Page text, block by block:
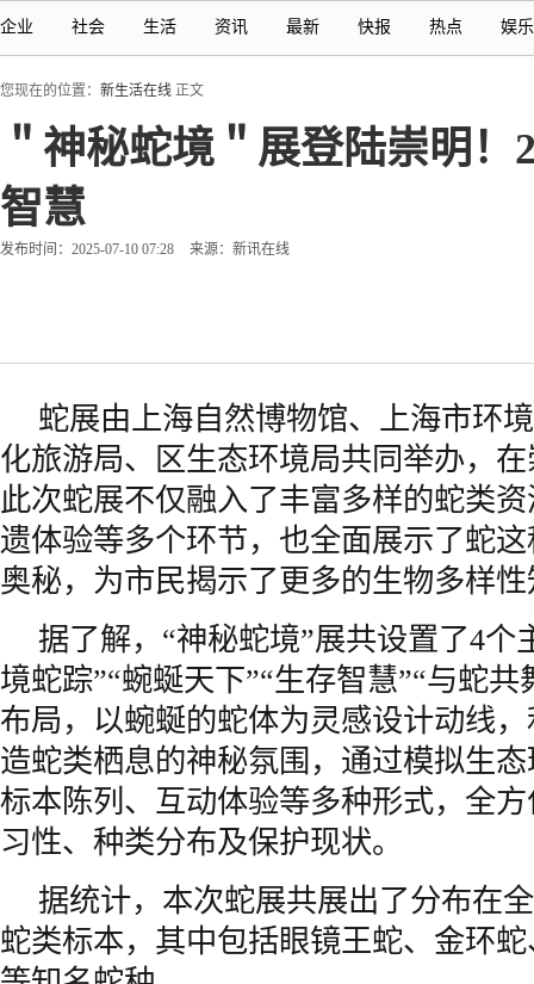
企业 社会 生活 资讯 最新 快报 热点 娱乐
您现在的位置： 新生活在线 正文
＂神秘蛇境＂展登陆崇明
智慧
发布时间：2025-07-10 07:28 来源：新讯在线
蛇展由上海自然博物馆、上海市环
化旅游局、区生态环境局共同举办，
此次蛇展不仅融入了丰富多样的蛇类
遗体验等多个环节，也全面展示了蛇
奥秘，为市民揭示了更多的生物多样
据了解，“神秘蛇境”展共设置了4个
境蛇踪”“蜿蜒天下”“生存智慧”“与蛇
布局，以蜿蜒的蛇体为灵感设计动线
造蛇类栖息的神秘氛围，通过模拟生
标本陈列、互动体验等多种形式，全
习性、种类分布及保护现状。
据统计，本次蛇展共展出了分布在
蛇类标本，其中包括眼镜王蛇、金环